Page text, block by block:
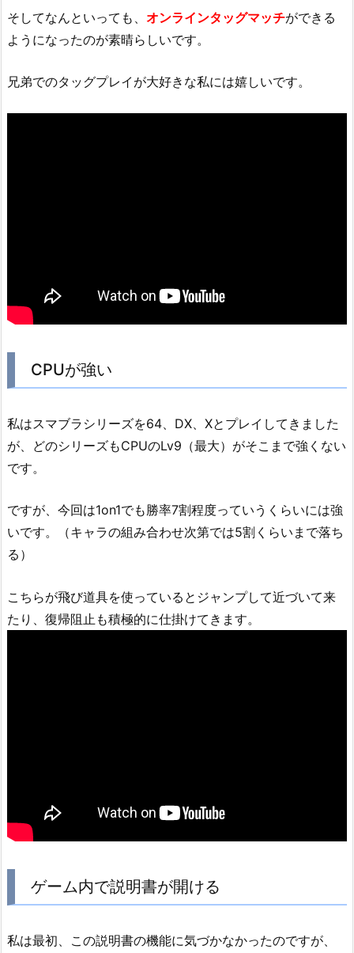
そしてなんといっても、 オンラインタッグマッチができる
ようになったのが素晴らしいです。
兄弟でのタッグプレイが大好きな私には嬉しいです。
CPUが強い
私はスマブラシリーズを64、DX、Xとプレイしてきました
が、どのシリーズもCPUのLv9（最大）がそこまで強くない
です。
ですが、今回は1on1でも勝率7割程度っていうくらいには強
いです。（キャラの組み合わせ次第では5割くらいまで落ち
る）
こちらが飛び道具を使っているとジャンプして近づいて来
たり、復帰阻止も積極的に仕掛けてきます。
ゲーム内で説明書が開ける
私は最初、この説明書の機能に気づかなかったのですが、